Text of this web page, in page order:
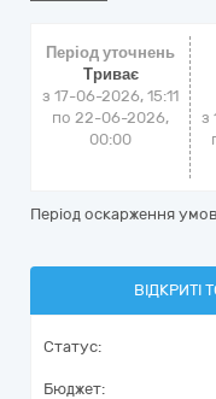
Період уточнень
Триває
з 17-06-2026, 15:11
по 22-06-2026,
00:00
з
Період оскарження
ВІДКРИТІ
Статус:
Бюджет: